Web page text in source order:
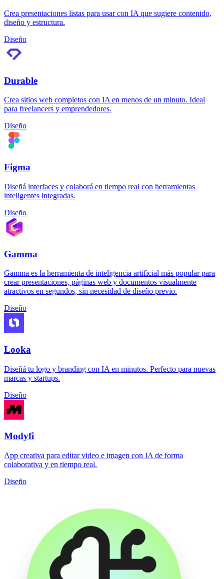
Crea presentaciones listas para usar con IA que sugiere contenido,
diseño y estructura.
Diseño
Durable
Crea sitios web completos con IA en menos de un minuto. Ideal
para freelancers y emprendedores.
Diseño
Figma
Diseñá interfaces y colaborá en tiempo real con herramientas
inteligentes integradas.
Diseño
Gamma
Gamma es la herramienta de inteligencia artificial más popular para
crear presentaciones, páginas web y documentos visualmente
atractivos en segundos, sin necesidad de diseño previo.
Diseño
Looka
Diseñá tu logo y branding con IA en minutos. Perfecto para nuevas
marcas y startups.
Diseño
Modyfi
App creativa para editar video e imagen con IA de forma
colaborativa y en tiempo real.
Diseño